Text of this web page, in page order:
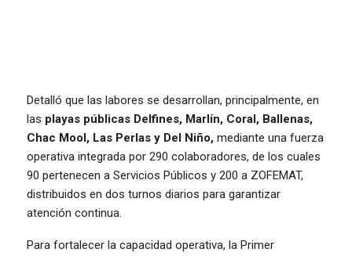
Detalló que las labores se desarrollan, principalmente, en
las playas públicas Delfines, Marlín, Coral, Ballenas,
Chac Mool, Las Perlas y Del Niño, mediante una fuerza
operativa integrada por 290 colaboradores, de los cuales
90 pertenecen a Servicios Públicos y 200 a ZOFEMAT,
distribuidos en dos turnos diarios para garantizar
atención continua.
Para fortalecer la capacidad operativa, la Primer